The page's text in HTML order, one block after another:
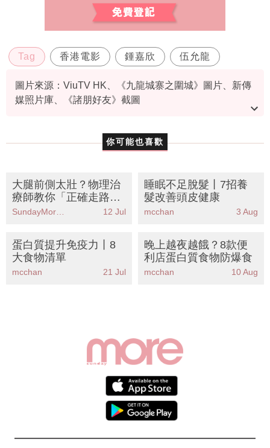
Tag 香港電影 鍾嘉欣 伍允龍
圖片來源：ViuTV HK、《九龍城寨之圍城》圖片、新傳
媒照片庫、《諸朋好友》截圖
你可能也喜歡
大腿前側太壯？物理治
療師教你「正確走路」
丨6個動作KO假性粗腿
SundayMore編輯部 12 Jul
睡眠不足脫髮丨7招養
髮改善頭皮健康
mcchan 3 Aug
蛋白質提升免疫力丨8
大食物清單
mcchan 21 Jul
晚上越夜越餓？8款便
利店蛋白質食物防爆食
mcchan 10 Aug